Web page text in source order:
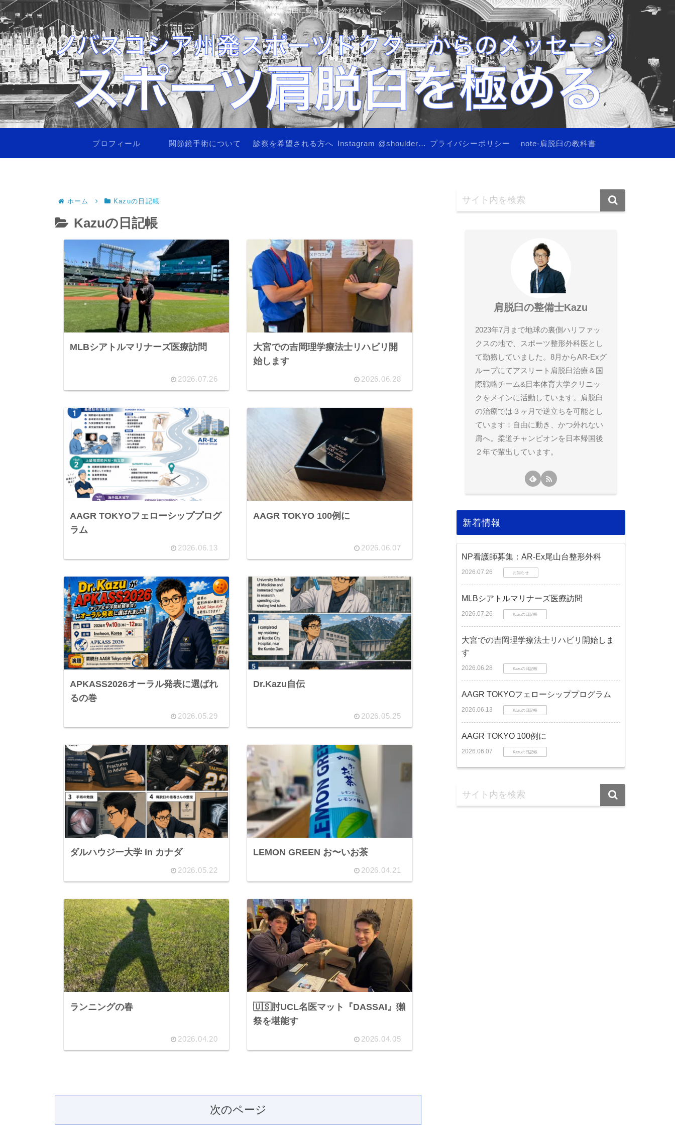
自由に動き、かつ外れない肩へ。
プロフィール 関節鏡手術について 診察を希望される方へ Instagram @shoulderinstability プライバシーポリシー note-肩脱臼の教科書
ホーム Kazuの日記帳
Kazuの日記帳
MLBシアトルマリナーズ医療訪問
2026.07.26
大宮での吉岡理学療法士リハビリ開
始します
2026.06.28
AAGR TOKYOフェローシッププログ
ラム
2026.06.13
AAGR TOKYO 100例に
2026.06.07
APKASS2026オーラル発表に選ばれ
るの巻
2026.05.29
Dr.Kazu自伝
2026.05.25
ダルハウジー大学 in カナダ
2026.05.22
LEMON GREEN お〜いお茶
2026.04.21
ランニングの春
2026.04.20
🇺🇸肘UCL名医マット『DASSAI』獺
祭を堪能す
2026.04.05
次のページ
肩脱臼の整備士Kazu
2023年7月まで地球の裏側ハリファッ
クスの地で、スポーツ整形外科医とし
て勤務していました。8月からAR-Exグ
ループにてアスリート肩脱臼治療＆国
際戦略チーム&日本体育大学クリニッ
クをメインに活動しています。肩脱臼
の治療では３ヶ月で逆立ちを可能とし
ています：自由に動き、かつ外れない
肩へ。柔道チャンピオンを日本帰国後
２年で輩出しています。
新着情報
NP看護師募集：AR-Ex尾山台整形外科
2026.07.26 お知らせ
MLBシアトルマリナーズ医療訪問
2026.07.26 Kazuの日記帳
大宮での吉岡理学療法士リハビリ開始しま
す
2026.06.28 Kazuの日記帳
AAGR TOKYOフェローシッププログラム
2026.06.13 Kazuの日記帳
AAGR TOKYO 100例に
2026.06.07 Kazuの日記帳